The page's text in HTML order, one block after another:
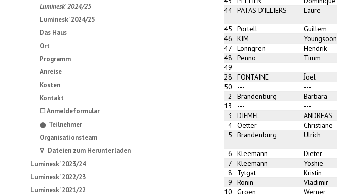
Luminesk' 2024/25
Luminesk' 2024/25
Das Haus
Ort
Programm
Anreise
Kosten
Kontakt
☐ Anmeldeformular
⬤ Teilnehmer
Organisationsteam
∇ Dateien zum Herunterladen
Luminesk' 2023/24
Luminesk' 2022/23
Luminesk' 2021/22
44 PATAS D'ILLIERS Laure
45 Portell Guillem
46
KIM Youngsoon
47
Lönngren Hendrik
48
Penno Timm
49
--- ---
28
FONTAINE Ĵoel
50
--- ---
2
Brandenburg Barbara
13
--- ---
3
DIEMEL ANDREAS
4 Oetter Christiane
5
Brandenburg Ulrich
6 Kleemann Dieter
7
Kleemann Yoshie
8
Tytgat Kristin
9
Ronin Vladimir
10
Groen Werner